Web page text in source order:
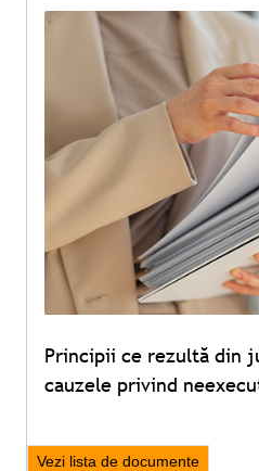
Principii ce rezultă din
cauzele privind
Vezi lista de documente